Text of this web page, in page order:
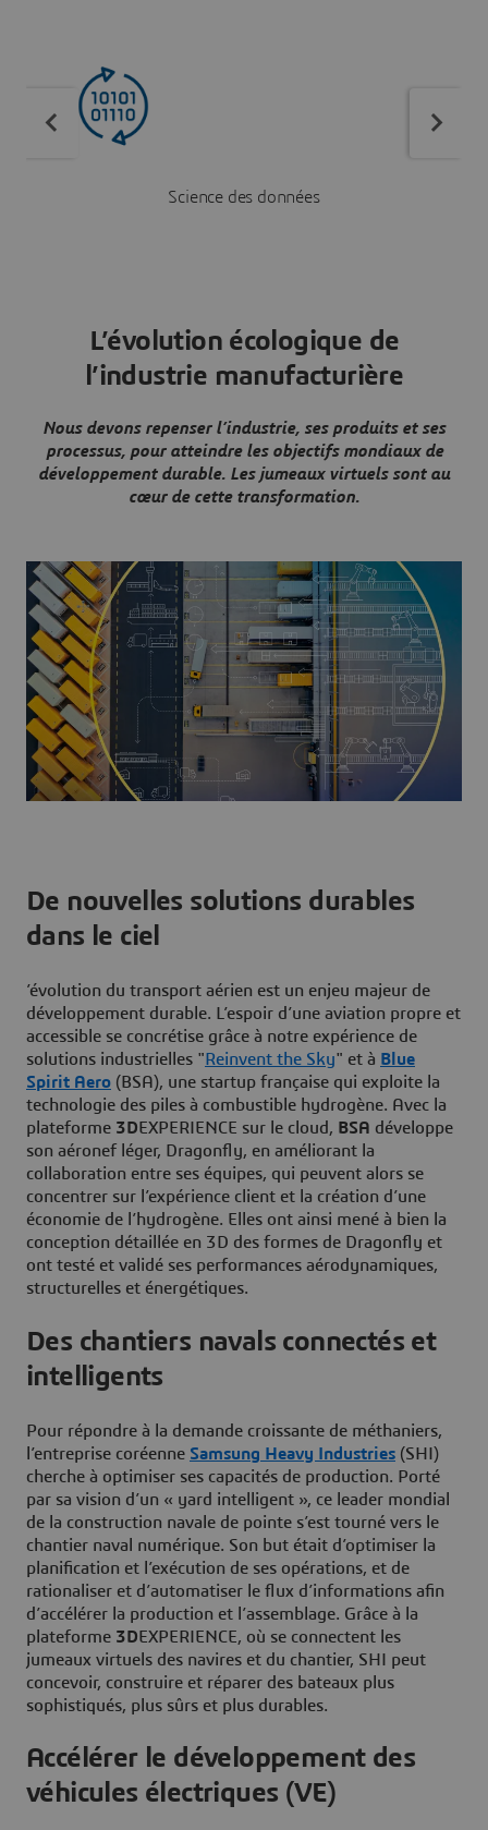
Science des données
L’évolution écologique de
l’industrie manufacturière
Nous devons repenser l’industrie, ses produits et ses
processus, pour atteindre les objectifs mondiaux de
développement durable. Les jumeaux virtuels sont au
cœur de cette transformation.
De nouvelles solutions durables
dans le ciel
’évolution du transport aérien est un enjeu majeur de
développement durable. L’espoir d’une aviation propre et
accessible se concrétise grâce à notre expérience de
solutions industrielles " Reinvent the Sky" et à Blue
Spirit Aero (BSA), une startup française qui exploite la
technologie des piles à combustible hydrogène. Avec la
plateforme 3DEXPERIENCE sur le cloud, BSA développe
son aéronef léger, Dragonfly, en améliorant la
collaboration entre ses équipes, qui peuvent alors se
concentrer sur l’expérience client et la création d’une
économie de l’hydrogène. Elles ont ainsi mené à bien la
conception détaillée en 3D des formes de Dragonfly et
ont testé et validé ses performances aérodynamiques,
structurelles et énergétiques.
Des chantiers navals connectés et
intelligents
Pour répondre à la demande croissante de méthaniers,
l’entreprise coréenne Samsung Heavy Industries (SHI)
cherche à optimiser ses capacités de production. Porté
par sa vision d’un « yard intelligent », ce leader mondial
de la construction navale de pointe s’est tourné vers le
chantier naval numérique. Son but était d’optimiser la
planification et l’exécution de ses opérations, et de
rationaliser et d’automatiser le flux d’informations afin
d’accélérer la production et l’assemblage. Grâce à la
plateforme 3DEXPERIENCE, où se connectent les
jumeaux virtuels des navires et du chantier, SHI peut
concevoir, construire et réparer des bateaux plus
sophistiqués, plus sûrs et plus durables.
Accélérer le développement des
véhicules électriques (VE)